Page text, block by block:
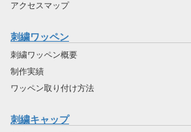
アクセスマップ
刺繍ワッペン
刺繍ワッペン概要
制作実績
ワッペン取り付け方法
刺繍キャップ